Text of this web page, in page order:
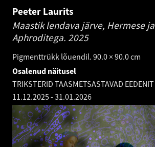
Peeter Laurits
Maastik lendava järve, Hermese ja
Aphroditega. 2025
Pigmenttrükk lõuendil. 90.0 × 90.0 cm
Osalenud näitusel
TRIKSTERID TAASMETSASTAVAD EEDENIT
11.12.2025-31.01.2026